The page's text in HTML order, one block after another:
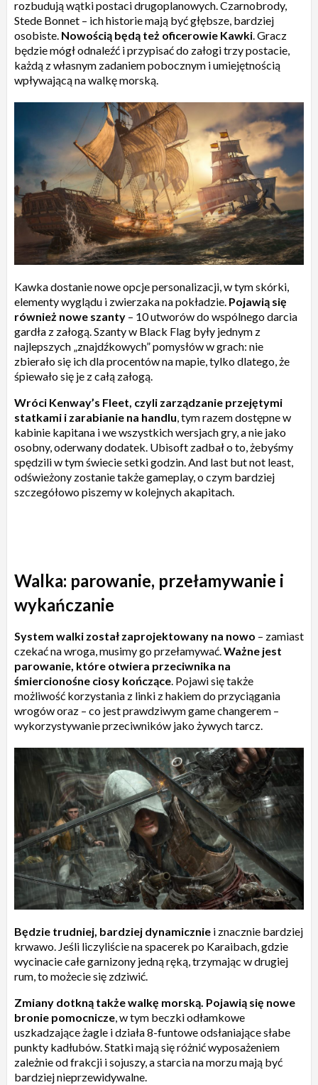
rozbudują wątki postaci drugoplanowych. Czarnobrody,
Stede Bonnet – ich historie mają być głębsze, bardziej
osobiste. Nowością będą też oficerowie Kawki. Gracz
będzie mógł odnaleźć i przypisać do załogi trzy postacie,
każdą z własnym zadaniem pobocznym i umiejętnością
wpływającą na walkę morską.
Kawka dostanie nowe opcje personalizacji, w tym skórki,
elementy wyglądu i zwierzaka na pokładzie. Pojawią się
również nowe szanty – 10 utworów do wspólnego darcia
gardła z załogą. Szanty w Black Flag były jednym z
najlepszych „znajdźkowych” pomysłów w grach: nie
zbierało się ich dla procentów na mapie, tylko dlatego, że
śpiewało się je z całą załogą.
Wróci Kenway’s Fleet, czyli zarządzanie przejętymi
statkami i zarabianie na handlu , tym razem dostępne w
kabinie kapitana i we wszystkich wersjach gry, a nie jako
osobny, oderwany dodatek. Ubisoft zadbał o to, żebyśmy
spędzili w tym świecie setki godzin. And last but not least,
odświeżony zostanie także gameplay, o czym bardziej
szczegółowo piszemy w kolejnych akapitach.
Walka: parowanie, przełamywanie i
wykańczanie
System walki został zaprojektowany na nowo – zamiast
czekać na wroga, musimy go przełamywać. Ważne jest
parowanie, które otwiera przeciwnika na
śmiercionośne ciosy kończące . Pojawi się także
możliwość korzystania z linki z hakiem do przyciągania
wrogów oraz – co jest prawdziwym game changerem –
wykorzystywanie przeciwników jako żywych tarcz.
Będzie trudniej, bardziej dynamicznie i znacznie bardziej
krwawo. Jeśli liczyliście na spacerek po Karaibach, gdzie
wycinacie całe garnizony jedną ręką, trzymając w drugiej
rum, to możecie się zdziwić.
Zmiany dotkną także walkę morską. Pojawią się nowe
bronie pomocnicze, w tym beczki odłamkowe
uszkadzające żagle i działa 8-funtowe odsłaniające słabe
punkty kadłubów. Statki mają się różnić wyposażeniem
zależnie od frakcji i sojuszy, a starcia na morzu mają być
bardziej nieprzewidywalne.